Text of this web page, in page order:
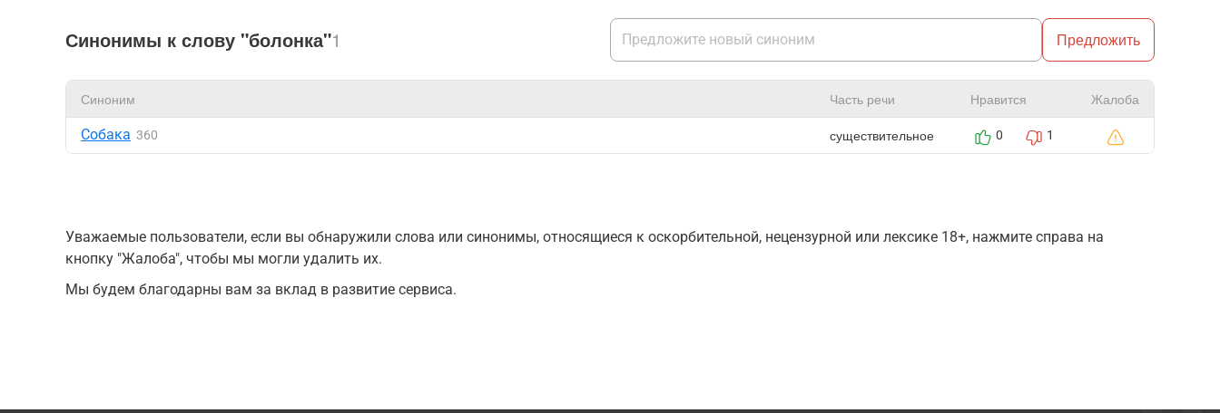
Синонимы к слову "болонка"1 Предложить
Синоним Часть речи Нравится Жалоба
Собака 360 существительное 0 1
Уважаемые пользователи, если вы обнаружили слова или синонимы, относящиеся к оскорбительной, нецензурной или лексике 18+, нажмите справа на
кнопку "Жалоба", чтобы мы могли удалить их.
Мы будем благодарны вам за вклад в развитие сервиса.